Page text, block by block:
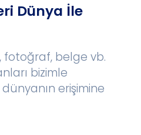
Dünya İle
fotoğraf, belge vb.
bizimle
erişimine